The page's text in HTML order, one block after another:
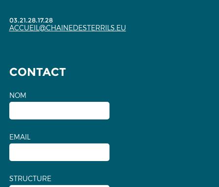
03.21.28.17.28
ACCUEIL@CHAINEDESTERRILS.EU
CONTACT
NOM
EMAIL
STRUCTURE